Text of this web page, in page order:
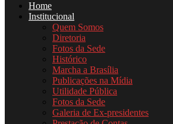
Home
Institucional
Quem Somos
Diretoria
Fotos da Sede
Histórico
Marcha a Brasília
Publicações na Mídia
Utilidade Pública
Fotos da Sede
Galeria de Ex-presidentes